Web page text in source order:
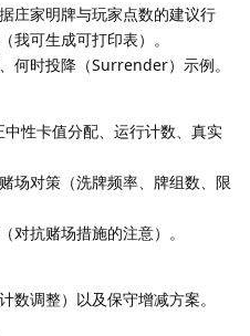
庄家明牌与玩家点数的建议行
我可生成可打印表）。
何时投降（Surrender）示例。
性卡值分配、运行计数、真实
场对策（洗牌频率、牌组数、限
对抗赌场措施的注意）。
数调整）以及保守增减方案。